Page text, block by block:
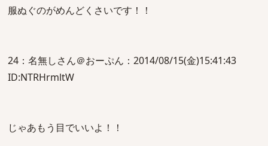
服ぬぐのがめんどくさいです！！
24：名無しさん＠おーぷん：2014/08/15(金)15:41:43
ID:NTRHrmltW
じゃあもう目でいいよ！！